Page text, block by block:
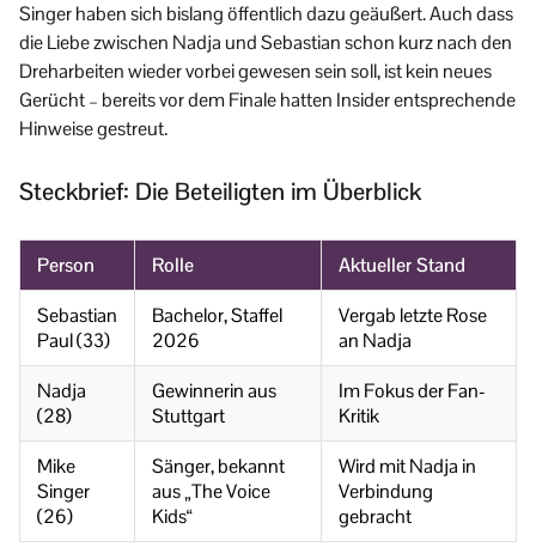
Singer haben sich bislang öffentlich dazu geäußert. Auch dass
die Liebe zwischen Nadja und Sebastian schon kurz nach den
Dreharbeiten wieder vorbei gewesen sein soll, ist kein neues
Gerücht – bereits vor dem Finale hatten Insider entsprechende
Hinweise gestreut.
Steckbrief: Die Beteiligten im Überblick
Person Rolle
Aktueller Stand
Sebastian
Paul (33)
Bachelor, Staffel
2026
Vergab letzte Rose
an Nadja
Nadja
(28)
Gewinnerin aus
Stuttgart
Im Fokus der Fan-
Kritik
Mike
Singer
(26)
Sänger, bekannt
aus „The Voice
Kids“
Wird mit Nadja in
Verbindung
gebracht